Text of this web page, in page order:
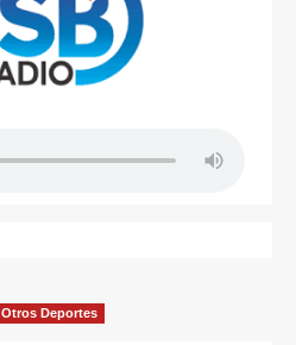
Otros Deportes